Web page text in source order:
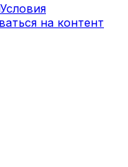
Условия
на контент